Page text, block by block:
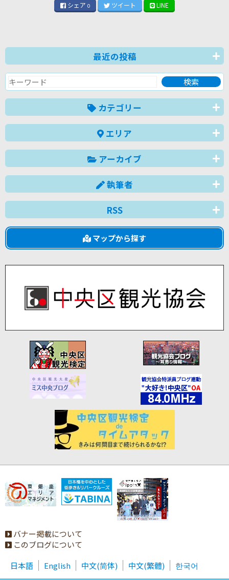
シェア 0 ツイート LINE
最近の投稿
カテゴリー
エリア
アーカイブ
執筆者
RSS
マップから探す
バナー掲載について
このブログについて
日本語
English 中文(简体) 中文(繁體) 한국어